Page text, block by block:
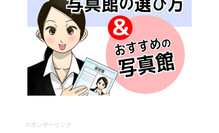
スポンサーリンク